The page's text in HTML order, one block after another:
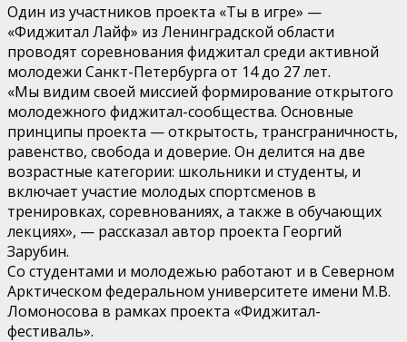
Один из участников проекта «Ты в игре» —
«Фиджитал Лайф» из Ленинградской области
проводят соревнования фиджитал среди активной
молодежи Санкт-Петербурга от 14 до 27 лет.
«Мы видим своей миссией формирование открытого
молодежного фиджитал-сообщества. Основные
принципы проекта — открытость, трансграничность,
равенство, свобода и доверие. Он делится на две
возрастные категории: школьники и студенты, и
включает участие молодых спортсменов в
тренировках, соревнованиях, а также в обучающих
лекциях», — рассказал автор проекта Георгий
Зарубин.
Со студентами и молодежью работают и в Северном
Арктическом федеральном университете имени М.В.
Ломоносова в рамках проекта «Фиджитал-
фестиваль».